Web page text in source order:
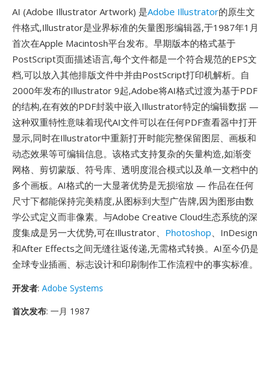
AI (Adobe Illustrator Artwork) 是Adobe Illustrator的原生文
件格式,Illustrator是业界标准的矢量图形编辑器,于1987年1月
首次在Apple Macintosh平台发布。早期版本的格式基于
PostScript页面描述语言,每个文件都是一个符合规范的EPS文
档,可以放入其他排版文件中并由PostScript打印机解析。自
2000年发布的Illustrator 9起,Adobe将AI格式过渡为基于PDF
的结构,在有效的PDF封装中嵌入Illustrator特定的编辑数据 —
这种双重特性意味着现代AI文件可以在任何PDF查看器中打开
显示,同时在Illustrator中重新打开时能完整保留图层、画板和
动态效果等可编辑信息。该格式支持复杂的矢量构造,如渐变
网格、剪切蒙版、符号库、透明度混合模式以及单一文档中的
多个画板。AI格式的一大显著优势是无损缩放 — 作品在任何
尺寸下都能保持完美精度,从图标到大型广告牌,因为图形由数
学公式定义而非像素。与Adobe Creative Cloud生态系统的深
度集成是另一大优势,可在Illustrator、 Photoshop、InDesign
和After Effects之间无缝往返传递,无需格式转换。AI至今仍是
全球专业插画、标志设计和印刷制作工作流程中的事实标准。
开发者: Adobe Systems
首次发布: 一月 1987